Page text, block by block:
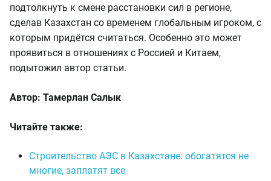
подтолкнуть к смене расстановки сил в регионе,
сделав Казахстан со временем глобальным игроком, с
которым придётся считаться. Особенно это может
проявиться в отношениях с Россией и Китаем,
подытожил автор статьи.
Автор: Тамерлан Салык
Читайте также:
Строительство АЭС в Казахстане: обогатятся не
многие, заплатят все